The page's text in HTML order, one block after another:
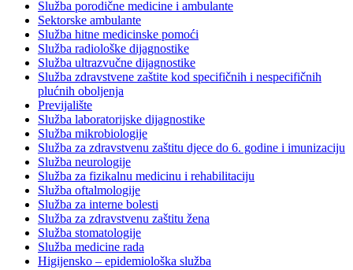
Služba porodične medicine i ambulante
Sektorske ambulante
Služba hitne medicinske pomoći
Služba radiološke dijagnostike
Služba ultrazvučne dijagnostike
Služba zdravstvene zaštite kod specifičnih i nespecifičnih
plućnih oboljenja
Previjalište
Služba laboratorijske dijagnostike
Služba mikrobiologije
Služba za zdravstvenu zaštitu djece do 6. godine i imunizaciju
Služba neurologije
Služba za fizikalnu medicinu i rehabilitaciju
Služba oftalmologije
Služba za interne bolesti
Služba za zdravstvenu zaštitu žena
Služba stomatologije
Služba medicine rada
Higijensko – epidemiološka služba